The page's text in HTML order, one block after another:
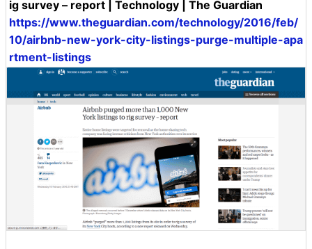
ig survey – report | Technology | The Guardian
https://www.theguardian.com/technology/2016/feb/
10/airbnb-new-york-city-listings-purge-multiple-apa
rtment-listings